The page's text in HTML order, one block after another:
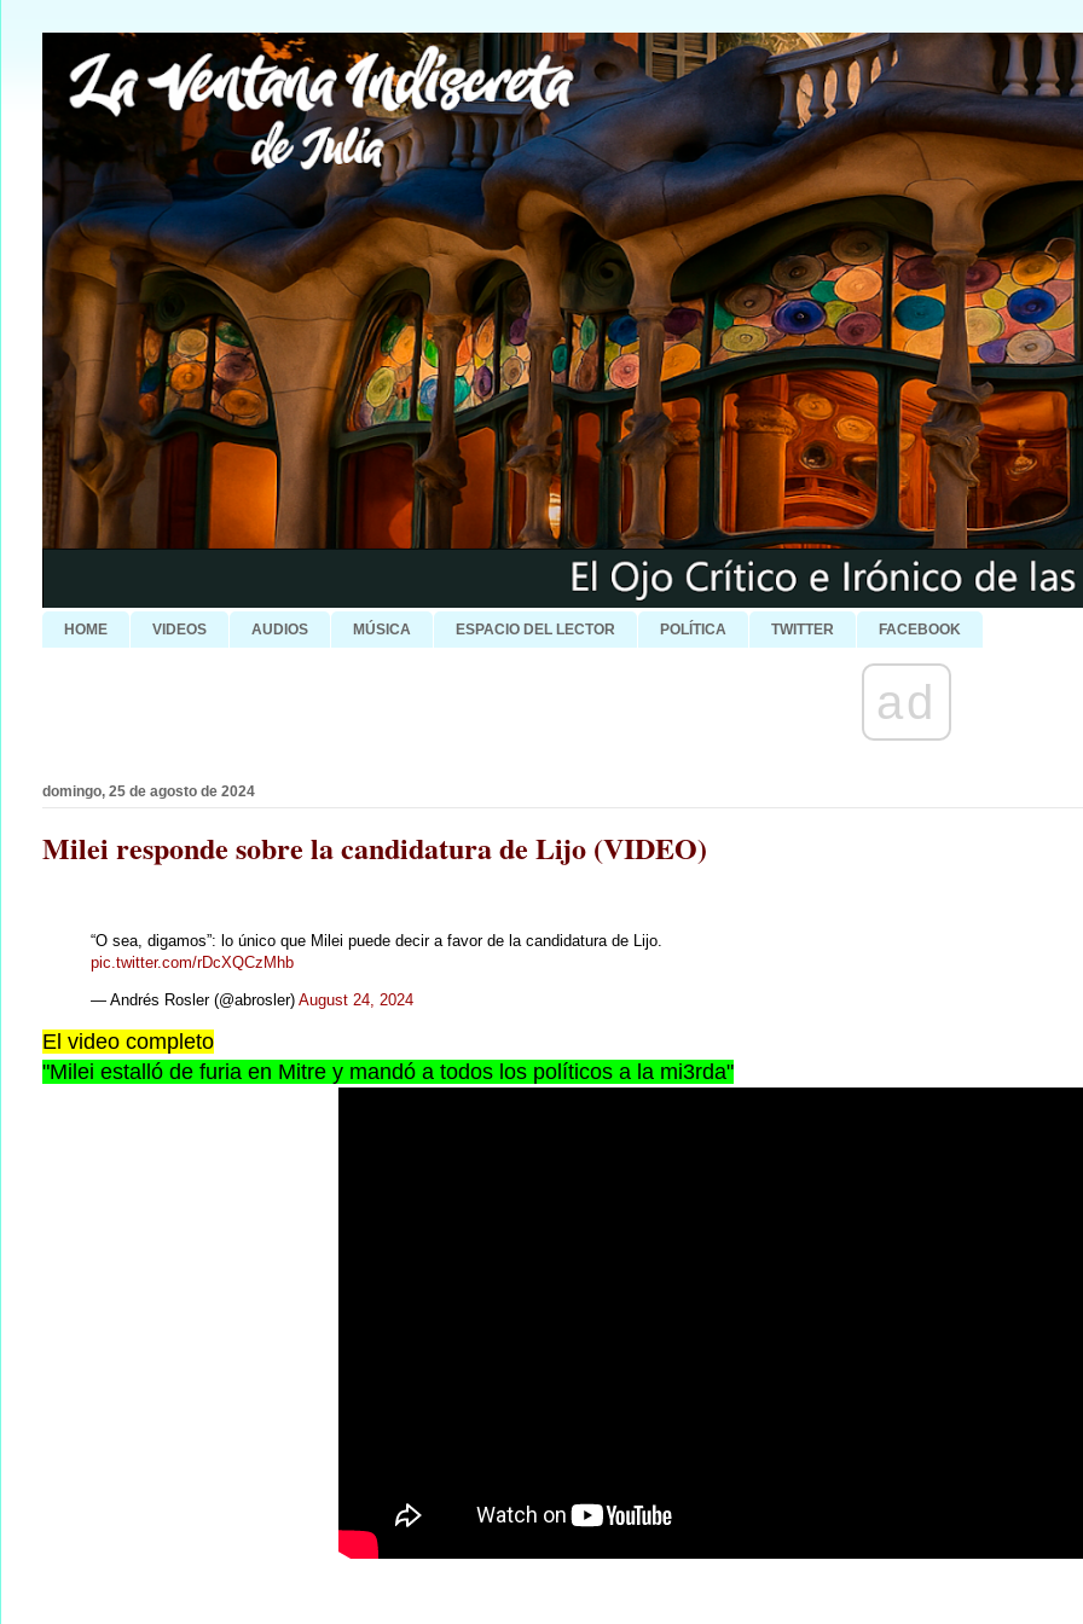
HOME VIDEOS AUDIOS MÚSICA ESPACIO DEL LECTOR POLÍTICA TWITTER FACEBOOK
ad
domingo, 25 de agosto de 2024
Milei responde sobre la candidatura de Lijo (VIDEO)
“O sea, digamos”: lo único que Milei puede decir a favor de la candidatura de Lijo.
pic.twitter.com/rDcXQCzMhb
— Andrés Rosler (@abrosler) August 24, 2024
El video completo
"Milei estalló de furia en Mitre y mandó a todos los políticos a la mi3rda"